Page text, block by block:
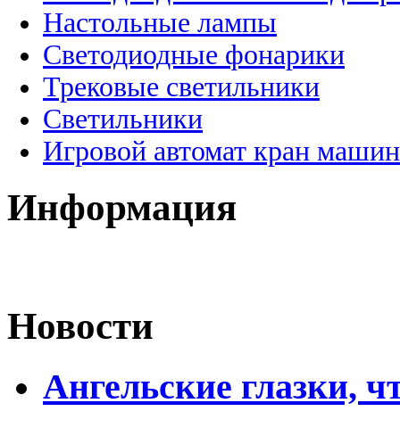
Настольные лампы
Светодиодные фонарики
Трековые светильники
Светильники
Игровой автомат кран
Информация
Новости
Ангельские глазки,